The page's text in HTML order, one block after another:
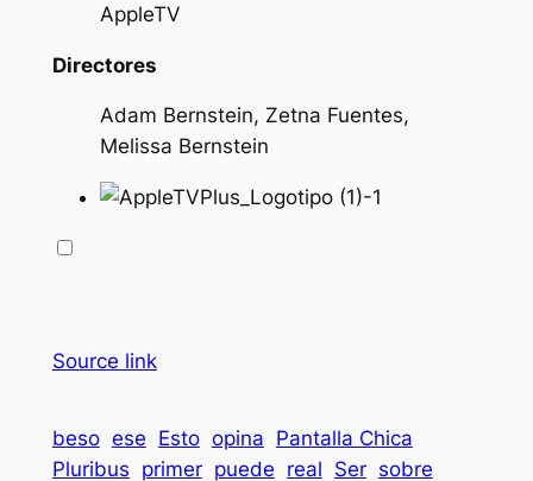
AppleTV
Directores
Adam Bernstein, Zetna Fuentes,
Melissa Bernstein
Source link
beso ese Esto opina Pantalla Chica
Pluribus primer puede real Ser sobre